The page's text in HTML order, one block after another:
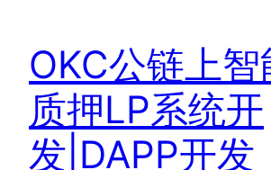
OKC公链上智
质押LP系统开
发|DAPP开发